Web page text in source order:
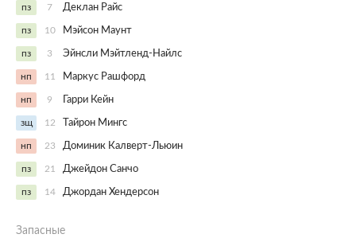
пз 7 Деклан Райс
пз 10 Мэйсон Маунт
пз 3 Эйнсли Мэйтленд-Найлс
нп 11 Маркус Рашфорд
нп 9 Гарри Кейн
зщ 12 Тайрон Мингс
нп 23 Доминик Калверт-Льюин
пз 21 Джейдон Санчо
пз 14 Джордан Хендерсон
Запасные